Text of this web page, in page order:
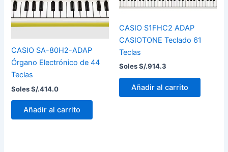
CASIO SA-80H2-ADAP
Órgano Electrónico de 44
Teclas
Soles S/.414.0
Añadir al carrito
CASIO S1FHC2 ADAP
CASIOTONE Teclado 61
Teclas
Soles S/.914.3
Añadir al carrito